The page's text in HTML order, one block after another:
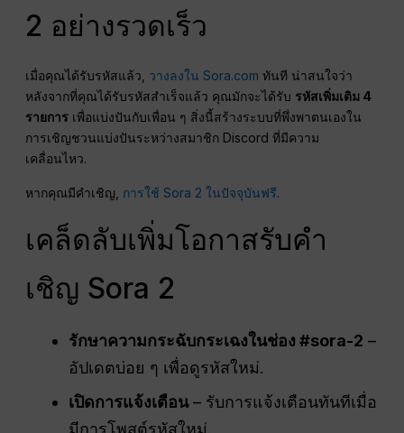
2 อย่างรวดเร็ว
เมื่อคุณได้รับรหัสแล้ว, วางลงใน Sora.com ทันที น่าสนใจว่า
หลังจากที่คุณได้รับรหัสสำเร็จแล้ว คุณมักจะได้รับ รหัสเพิ่มเติม 4
รายการ เพื่อแบ่งปันกับเพื่อน ๆ สิ่งนี้สร้างระบบที่พึ่งพาตนเองใน
การเชิญชวนแบ่งปันระหว่างสมาชิก Discord ที่มีความ
เคลื่อนไหว.
หากคุณมีคำเชิญ, การใช้ Sora 2 ในปัจจุบันฟรี.
เคล็ดลับเพิ่มโอกาสรับคำ
เชิญ Sora 2
รักษาความกระฉับกระเฉงในช่อง #sora-2 –
อัปเดตบ่อย ๆ เพื่อดูรหัสใหม่.
เปิดการแจ้งเตือน– รับการแจ้งเตือนทันทีเมื่อ
มีการโพสต์รหัสใหม่.